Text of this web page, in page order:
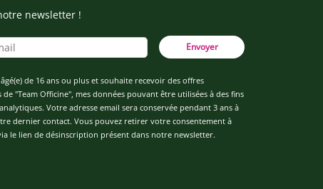
newsletter !
Envoyer
de 16 ans ou plus et souhaite recevoir des offres
de "Team Officine", mes données pouvant être utilisées à des fins
Votre adresse email sera conservée pendant 3 ans à
dernier contact. Vous pouvez retirer votre consentement à
le lien de désinscription présent dans notre newsletter.